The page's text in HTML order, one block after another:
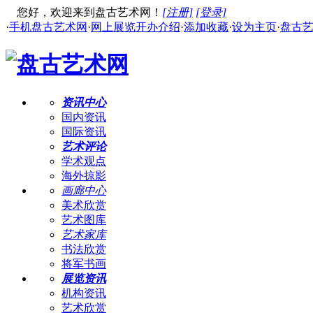
您好，欢迎来到盘古艺术网！ [注册] [登录]
·手机盘古艺术网 ·网上展览开办介绍·添加收藏·设为主页·盘古
资讯中心
国内资讯
国际资讯
艺术评论
学术观点
海外掠影
画廊中心
美术欣赏
艺术图库
艺术家库
书法欣赏
将军书画
展览资讯
机构资讯
艺术欣赏